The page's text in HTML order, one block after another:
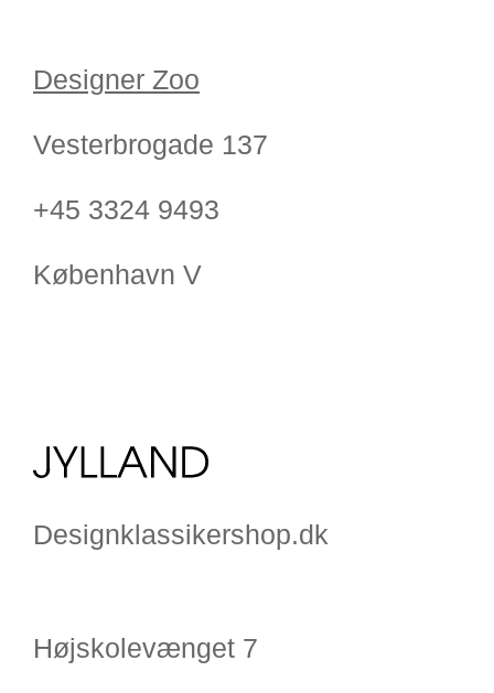
Designer Zoo
Vesterbrogade 137
+45 3324 9493
København V
Designklassikershop.dk
Højskolevænget 7